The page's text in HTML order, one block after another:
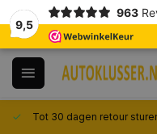
9,5
963
Tot 30 dagen retour